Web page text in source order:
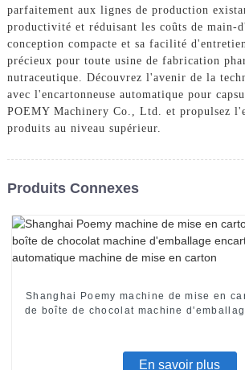
parfaitement aux lignes de production
productivité et réduisant les coûts de main-
conception compacte et sa facilité
précieux pour toute usine de fabrication
nutraceutique. Découvrez l'avenir de la
avec l'encartonneuse automatique pour
POEMY Machinery Co., Ltd. et propulsez
produits au niveau supérieur.
Produits Connexes
Shanghai Poemy machine de mise en
de boîte de chocolat machine
En savoir plus